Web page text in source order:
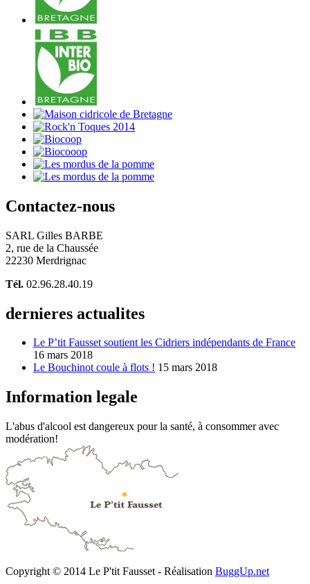
Contactez-nous
SARL Gilles BARBE
2, rue de la Chaussée
22230 Merdrignac
Tél. 02.96.28.40.19
dernieres actualites
Le P’tit Fausset soutient les Cidriers indépendants de France
16 mars 2018
Le Bouchinot coule à flots ! 15 mars 2018
Information legale
L'abus d'alcool est dangereux pour la santé, à consommer avec
modération!
Copyright © 2014 Le P'tit Fausset - Réalisation BuggUp.net